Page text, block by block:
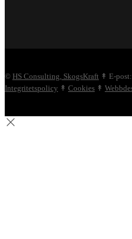
© HS Consulting, SkogsKraft ↟ E-
Integritetspolicy ↟ Cookies ↟